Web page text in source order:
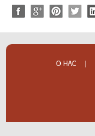
О НАС |